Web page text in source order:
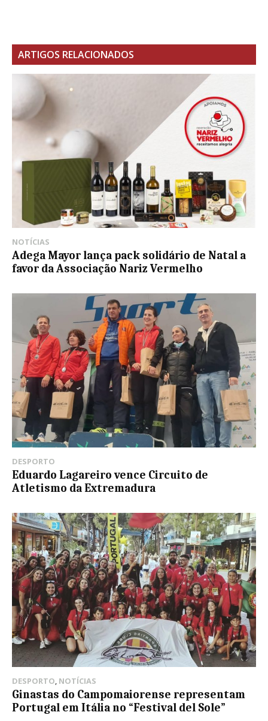
ARTIGOS RELACIONADOS
NOTÍCIAS
Adega Mayor lança pack solidário de Natal a
favor da Associação Nariz Vermelho
DESPORTO
Eduardo Lagareiro vence Circuito de
Atletismo da Extremadura
DESPORTO, NOTÍCIAS
Ginastas do Campomaiorense representam
Portugal em Itália no “Festival del Sole”